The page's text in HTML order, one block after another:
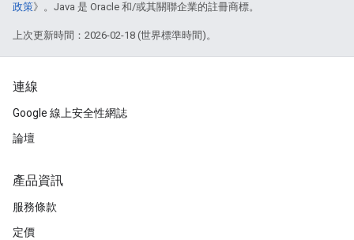
政策》。Java 是 Oracle 和/或其關聯企業的註冊商標。
上次更新時間：2026-02-18 (世界標準時間)。
連線
Google 線上安全性網誌
論壇
產品資訊
服務條款
定價